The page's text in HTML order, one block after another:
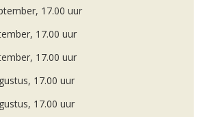
17.00 uur
17.00 uur
17.00 uur
17.00 uur
17.00 uur